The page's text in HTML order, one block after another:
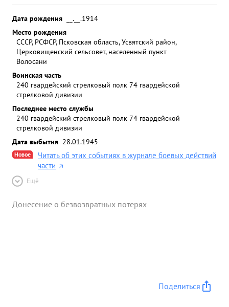
Дата рождения
__.__.1914
Место рождения
СССР, РСФСР, Псковская область, Усвятский район,
Церковищенский сельсовет, населенный пункт
Волосани
Воинская часть
240 гвардейский стрелковый полк 74 гвардейской
стрелковой дивизии
Последнее место службы
240 гвардейский стрелковый полк 74 гвардейской
стрелковой дивизии
Дата выбытия 28.01.1945
Новое
Читать об этих событиях в журнале боевых действий
части
Ещё
Донесение о безвозвратных потерях
Поделиться